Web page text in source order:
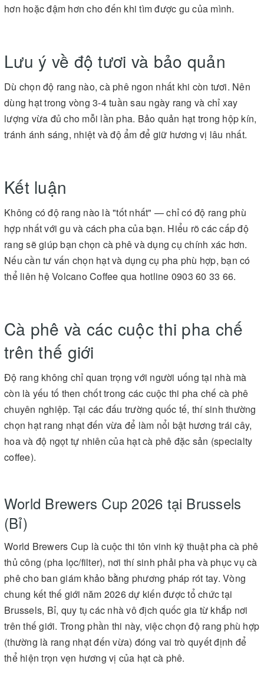
hơn hoặc đậm hơn cho đến khi tìm được gu của mình.
Lưu ý về độ tươi và bảo quản
Dù chọn độ rang nào, cà phê ngon nhất khi còn tươi. Nên
dùng hạt trong vòng 3-4 tuần sau ngày rang và chỉ xay
lượng vừa đủ cho mỗi lần pha. Bảo quản hạt trong hộp kín,
tránh ánh sáng, nhiệt và độ ẩm để giữ hương vị lâu nhất.
Kết luận
Không có độ rang nào là "tốt nhất" — chỉ có độ rang phù
hợp nhất với gu và cách pha của bạn. Hiểu rõ các cấp độ
rang sẽ giúp bạn chọn cà phê và dụng cụ chính xác hơn.
Nếu cần tư vấn chọn hạt và dụng cụ pha phù hợp, bạn có
thể liên hệ Volcano Coffee qua hotline 0903 60 33 66.
Cà phê và các cuộc thi pha chế
trên thế giới
Độ rang không chỉ quan trọng với người uống tại nhà mà
còn là yếu tố then chốt trong các cuộc thi pha chế cà phê
chuyên nghiệp. Tại các đấu trường quốc tế, thí sinh thường
chọn hạt rang nhạt đến vừa để làm nổi bật hương trái cây,
hoa và độ ngọt tự nhiên của hạt cà phê đặc sản (specialty
coffee).
World Brewers Cup 2026 tại Brussels
(Bỉ)
World Brewers Cup là cuộc thi tôn vinh kỹ thuật pha cà phê
thủ công (pha lọc/filter), nơi thí sinh phải pha và phục vụ cà
phê cho ban giám khảo bằng phương pháp rót tay. Vòng
chung kết thế giới năm 2026 dự kiến được tổ chức tại
Brussels, Bỉ, quy tụ các nhà vô địch quốc gia từ khắp nơi
trên thế giới. Trong phần thi này, việc chọn độ rang phù hợp
(thường là rang nhạt đến vừa) đóng vai trò quyết định để
thể hiện trọn vẹn hương vị của hạt cà phê.